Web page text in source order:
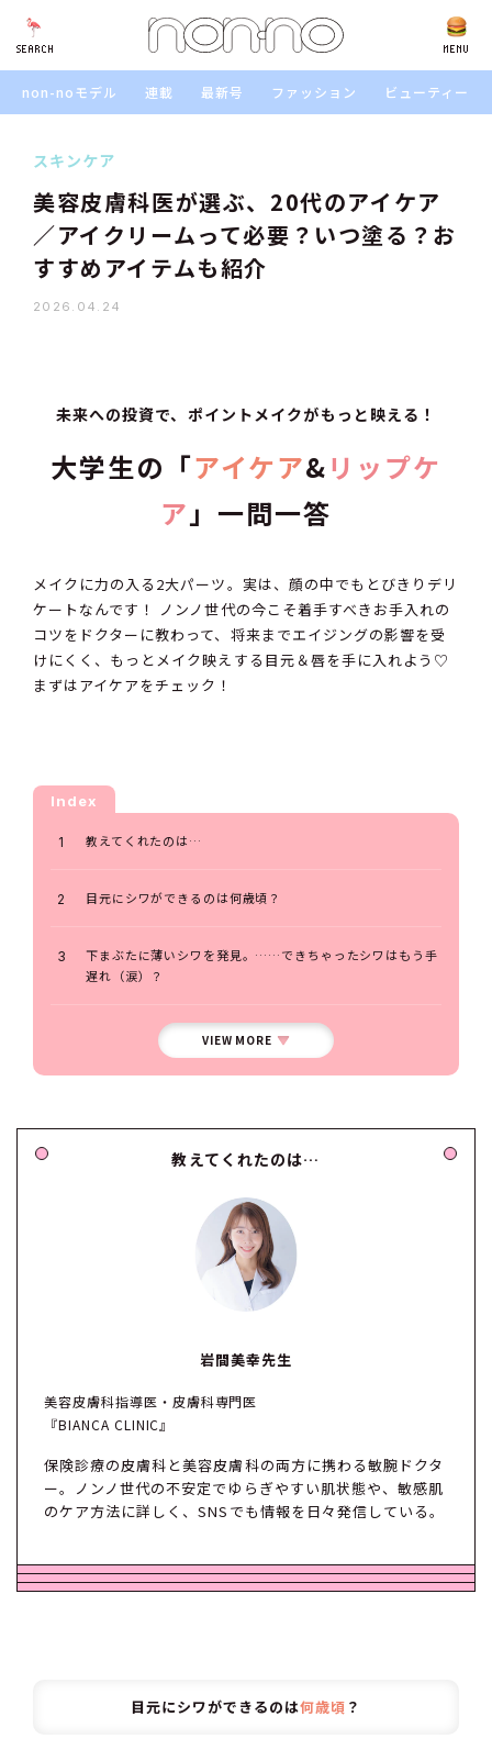
SEARCH MENU
SEARCH
non-noモデル 連載 最新号 ファッション ビューティー
スキンケア
美容皮膚科医が選ぶ、20代のアイケア
／アイクリームって必要？いつ塗る？お
すすめアイテムも紹介
2026.04.24
未来への投資で、ポイントメイクがもっと映える！
大学生の「アイケア&リップケ
ア」一問一答
メイクに力の入る2大パーツ。実は、顔の中でもとびきりデリ
ケートなんです！ ノンノ世代の今こそ着手すべきお手入れの
コツをドクターに教わって、将来までエイジングの影響を受
けにくく、もっとメイク映えする目元＆唇を手に入れよう♡
まずはアイケアをチェック！
Index
教えてくれたのは…
目元にシワができるのは何歳頃？
下まぶたに薄いシワを発見。……できちゃったシワはもう手
遅れ（涙）？
VIEW MORE
教えてくれたのは…
岩間美幸先生
美容皮膚科指導医・皮膚科専門医
『BIANCA CLINIC』
保険診療の皮膚科と美容皮膚科の両方に携わる敏腕ドクタ
ー。ノンノ世代の不安定でゆらぎやすい肌状態や、敏感肌
のケア方法に詳しく、SNSでも情報を日々発信している。
目元にシワができるのは何歳頃 ？